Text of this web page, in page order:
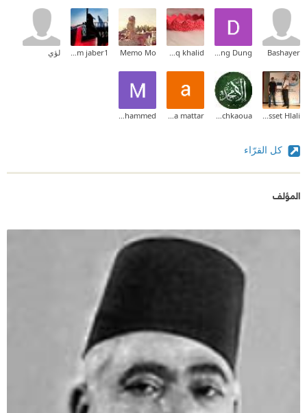
Bashayer
Memo Mo لؤي
كل القرّاء
المؤلف